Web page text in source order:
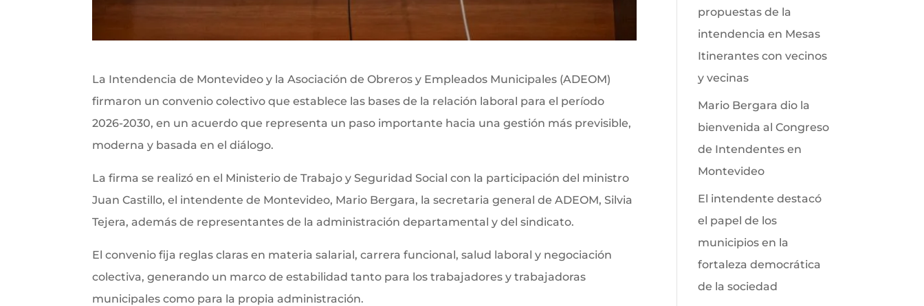
La Intendencia de Montevideo y la Asociación de Obreros y Empleados Municipales (ADEOM)
firmaron un convenio colectivo que establece las bases de la relación laboral para el período
2026-2030, en un acuerdo que representa un paso importante hacia una gestión más previsible,
moderna y basada en el diálogo.
La firma se realizó en el Ministerio de Trabajo y Seguridad Social con la participación del ministro
Juan Castillo, el intendente de Montevideo, Mario Bergara, la secretaria general de ADEOM, Silvia
Tejera, además de representantes de la administración departamental y del sindicato.
El convenio fija reglas claras en materia salarial, carrera funcional, salud laboral y negociación
colectiva, generando un marco de estabilidad tanto para los trabajadores y trabajadoras
municipales como para la propia administración.
propuestas de la
intendencia en Mesas
Itinerantes con vecinos
y vecinas
Mario Bergara dio la
bienvenida al Congreso
de Intendentes en
Montevideo
El intendente destacó
el papel de los
municipios en la
fortaleza democrática
de la sociedad